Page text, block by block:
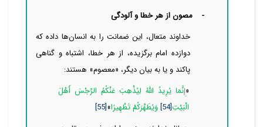
- مصوناز هر خطا وآلودگی
خداوند متعال، این ضمانت را به انسان‌‌ها داده که
دوازده امام برگزیده، از هر خطا، اشتباه و گناهی
پاکند و یا به بیان دیگر، «معصوم» هستند:
«إِنَّمَا يُرِيدُ اللَّهُ لِيُذْهِبَ عَنْكُمُ الرِّجْسَ أَهْلَ
الْبَيْتِ[54] وَيُطَهِّرَكُمْ تَطْهِيرًا»
[55]